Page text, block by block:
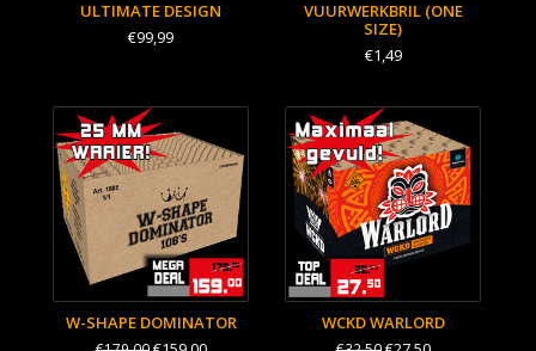
ULTIMATE DESIGN
€99,99
VUURWERKBRIL (ONE
SIZE)
€1,49
W-SHAPE DOMINATOR WCKD WARLORD